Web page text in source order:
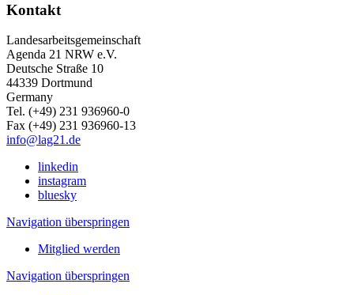
Kontakt
Landesarbeitsgemeinschaft
Agenda 21 NRW e.V.
Deutsche Straße 10
44339 Dortmund
Germany
Tel. (+49) 231 936960-0
Fax (+49) 231 936960-13
info@lag21.de
linkedin
instagram
bluesky
Navigation überspringen
Mitglied werden
Navigation überspringen